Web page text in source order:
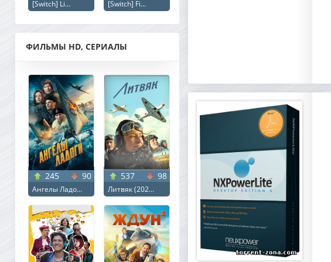
[Switch] Li... [Switch] Fi...
ФИЛЬМЫ HD, СЕРИАЛЫ
245 90
Ангелы Ладо...
537 98
Литвяк (202...